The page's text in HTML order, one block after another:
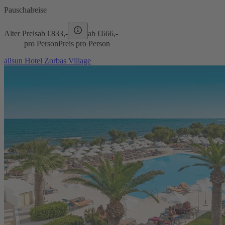
Pauschalreise
Alter Preisab €833,- ab €666,-
pro PersonPreis pro Person
allsun Hotel Zorbas Village